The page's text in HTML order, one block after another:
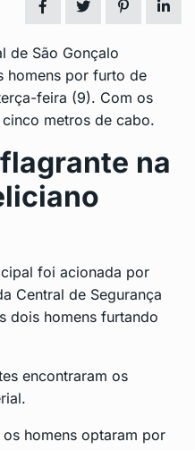
de São Gonçalo
homens por furto de
feira (9). Com os
metros de cabo.
na
foi acionada por
Central de Segurança
dois homens furtando
encontraram os
homens optaram por